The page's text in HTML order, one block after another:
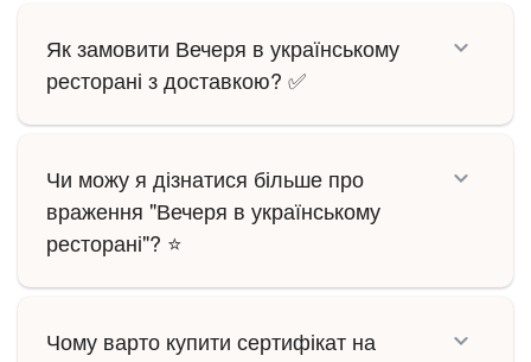
Як замовити Вечеря в українському
ресторані з доставкою? ✅
Чи можу я дізнатися більше про
враження "Вечеря в українському
ресторані"? ⭐
Чому варто купити сертифікат на